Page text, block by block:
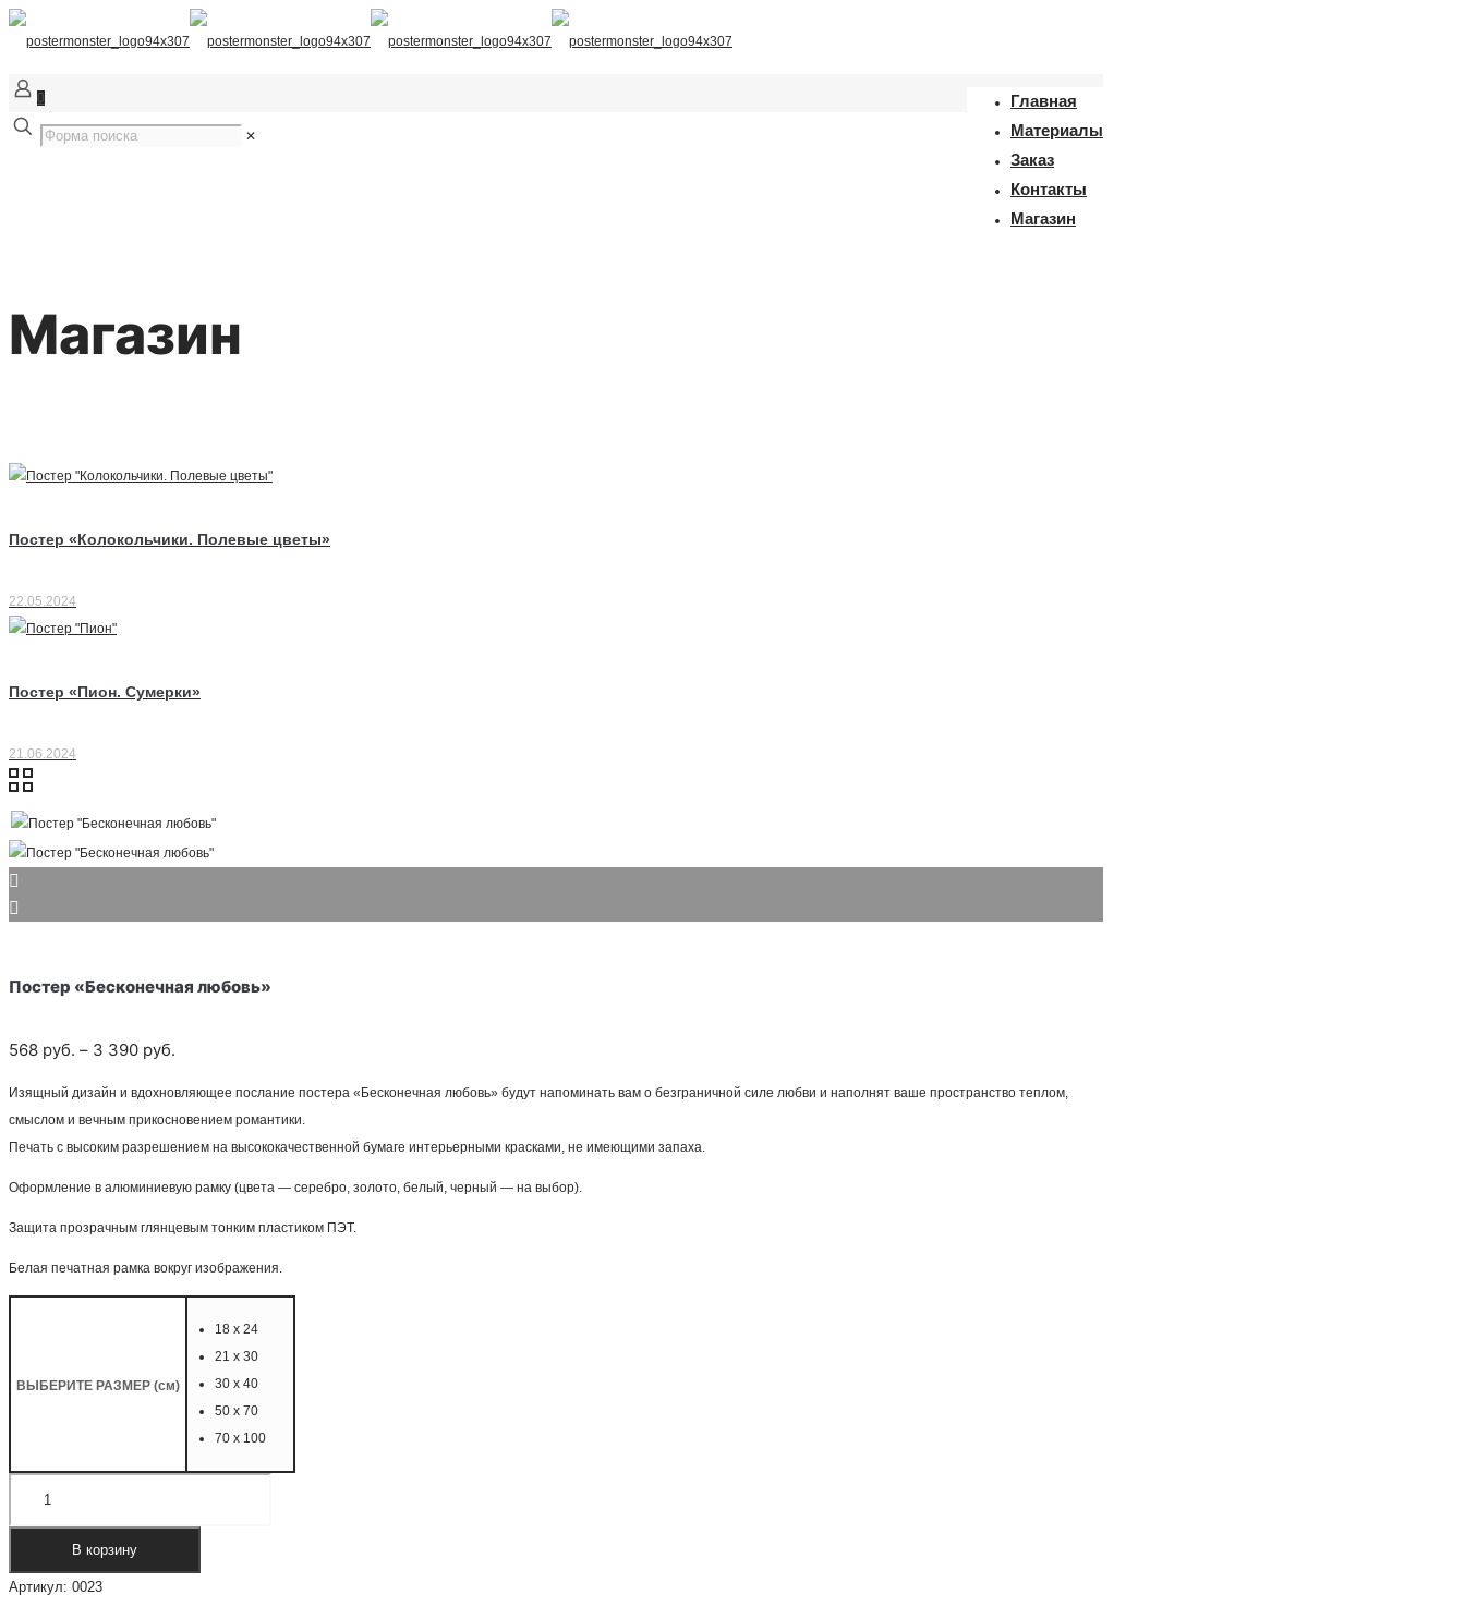
Главная
Материалы
Заказ
Контакты
Магазин
0
✕
Магазин
Постер «Колокольчики. Полевые цветы»
22.05.2024
Постер «Пион. Сумерки»
21.06.2024
Постер «Бесконечная любовь»
568 руб. – 3 390 руб.
568
руб.
–
3 390
Изящный дизайн и вдохновляющее послание постера «Бесконечная любовь» будут напоминать вам о безграничной силе любви и наполнят ваше пространство теплом,
смыслом и вечным прикосновением романтики.
Печать с высоким разрешением на высококачественной бумаге интерьерными красками, не имеющими запаха.
Оформление в алюминиевую рамку (цвета — серебро, золото, белый, черный — на выбор).
Защита прозрачным глянцевым тонким пластиком ПЭТ.
Белая печатная рамка вокруг изображения.
ВЫБЕРИТЕ РАЗМЕР (см)
18 х 24
21 х 30
30 х 40
50 х 70
70 х 100
любовь"
В корзину
Артикул: 0023